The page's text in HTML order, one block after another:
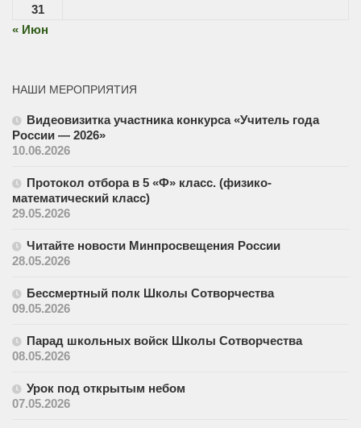
31
« Июн
НАШИ МЕРОПРИЯТИЯ
Видеовизитка участника конкурса «Учитель года
России — 2026»
10.06.2026
Протокол отбора в 5 «Ф» класс. (физико-
математический класс)
29.05.2026
Читайте новости Минпросвещения России
28.05.2026
Бессмертный полк Школы Сотворчества
09.05.2026
Парад школьных войск Школы Сотворчества
08.05.2026
Урок под открытым небом
07.05.2026